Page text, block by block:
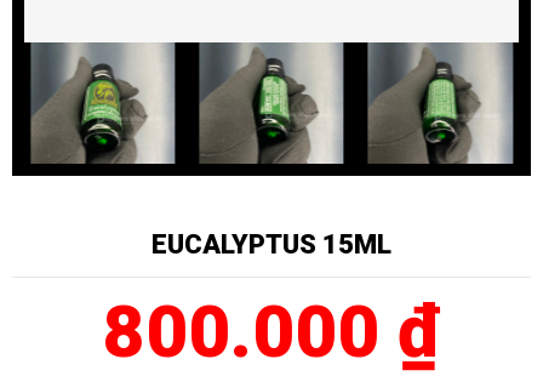
EUCALYPTUS 15ML
800.000 ₫